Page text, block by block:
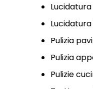
Pulizia
Pulizia
Pulizie